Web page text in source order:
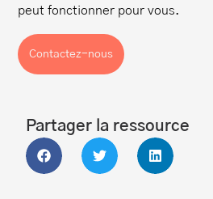
peut fonctionner pour vous.
Contactez-nous
Partager la ressource